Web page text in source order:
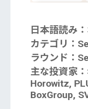
日本語読み
カテゴリ：
ラウンド：
主な投資家
Horowitz,
BoxGroup,